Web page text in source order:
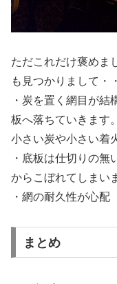
ただこれだけ褒めま
も見つかりまして・
・炭を置く網目が
板へ落ちていきます。
小さい炭や小さい着
・底板は仕切りの
からこぼれてしまい
・網の耐久性が心配
まとめ